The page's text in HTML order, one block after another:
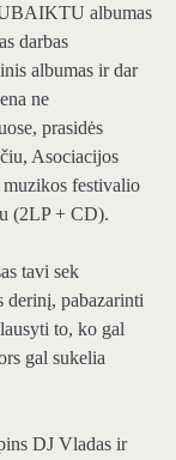
albumas
darbas
albumas ir dar
ne
prasidės
Asociacijos
festivalio
(2LP + CD).
tavi sek
derinį, pabazarinti
to, ko gal
gal sukelia
DJ Vladas ir